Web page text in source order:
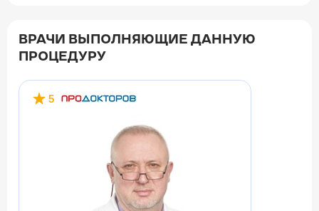
ВРАЧИ ВЫПОЛНЯЮЩИЕ ДАННУЮ
ПРОЦЕДУРУ
5